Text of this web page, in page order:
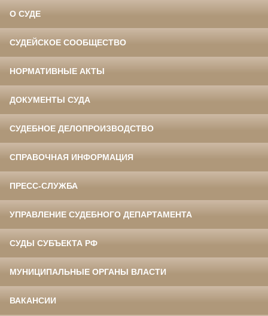
О СУДЕ
СУДЕЙСКОЕ СООБЩЕСТВО
НОРМАТИВНЫЕ АКТЫ
ДОКУМЕНТЫ СУДА
СУДЕБНОЕ ДЕЛОПРОИЗВОДСТВО
СПРАВОЧНАЯ ИНФОРМАЦИЯ
ПРЕСС-СЛУЖБА
УПРАВЛЕНИЕ СУДЕБНОГО ДЕПАРТАМЕНТА
СУДЫ СУБЪЕКТА РФ
МУНИЦИПАЛЬНЫЕ ОРГАНЫ ВЛАСТИ
ВАКАНСИИ